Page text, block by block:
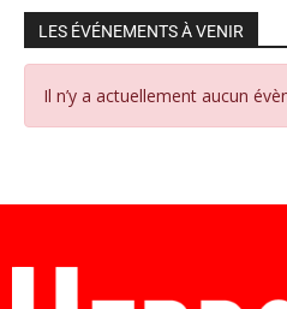
LES ÉVÉNEMENTS À VENIR
Il n’y a actuellement aucun